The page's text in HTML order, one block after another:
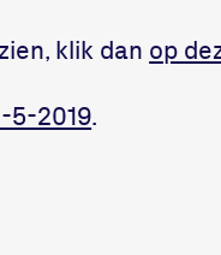
klik dan op
5-2019.